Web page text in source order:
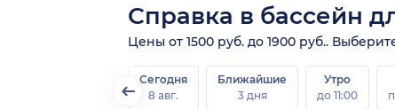
Справка в бассейн
Цены от 1500 руб. до 1900 руб..
Сегодня
8 авг.
Ближайшие
3 дня
Утро
до 11:00